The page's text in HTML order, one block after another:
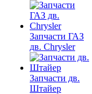
Запчасти ГАЗ
дв. Chrysler
Запчасти дв.
Штайер